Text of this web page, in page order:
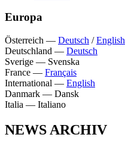
Europa
Österreich — Deutsch /English
Deutschland — Deutsch
Sverige — Svenska
France — Français
International — English
Danmark — Dansk
Italia — Italiano
NEWS ARCHIV